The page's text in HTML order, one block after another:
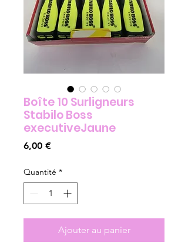
Boîte 10 Surligneurs
Stabilo Boss
executiveJaune
6,00 €Prix
Quantité *
Ajouter au panier